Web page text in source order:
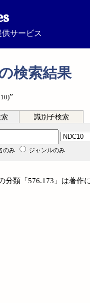
サービス
検索結果
”
識別子検索
のみ ジャンルのみ
分類「576.173」は著作